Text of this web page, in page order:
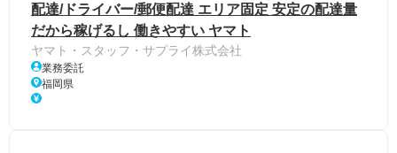
配達/ドライバー/郵便配達 エリア固定 安定の配達量
だから稼げるし 働きやすい ヤマト
ヤマト・スタッフ・サプライ株式会社
業務委託
福岡県